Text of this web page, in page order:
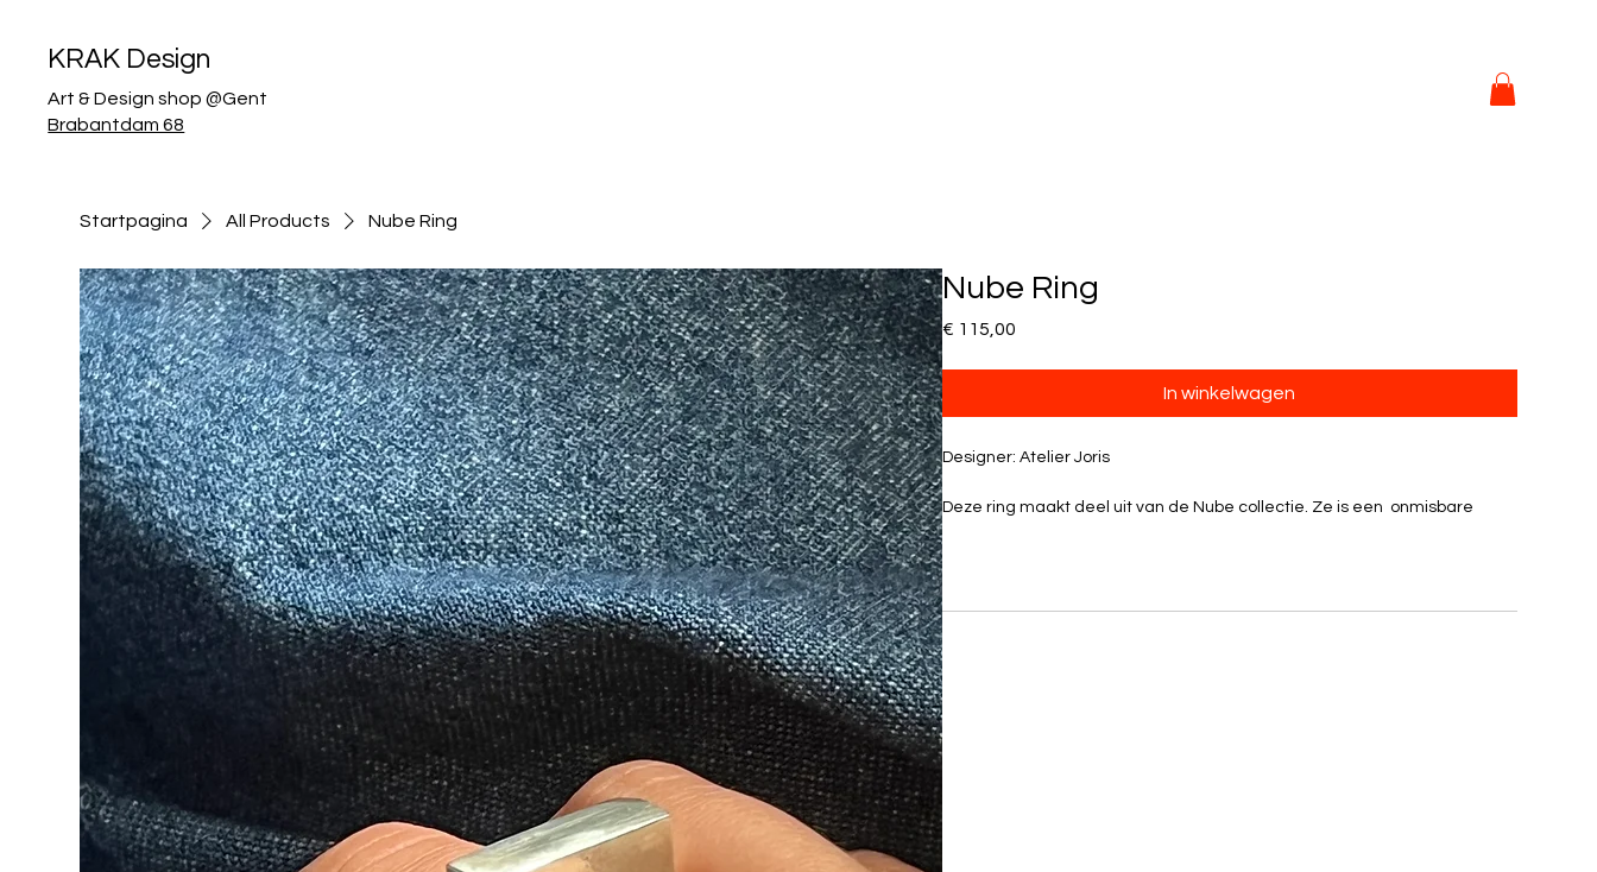
KRAK Design
Art & Design shop @Gent
Brabantdam 68
Startpagina All Products Nube Ring
Nube Ring
€ 115,00Prijs
In winkelwagen
Designer: Atelier Joris
Deze ring maakt deel uit van de Nube collectie. Ze is een  onmisbare
klassieker. Ze past bij elke outfit, elk seizoen en elke mood.
Zilver
Maat 58 beschikbaar in de winkel
Weet je de ringmaat niet? Kom ze opmeten bij ons in de winkel en dan
wordt de ring op maat gemaakt!